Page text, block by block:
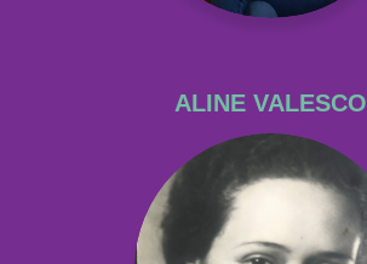
ALINE VALESCO